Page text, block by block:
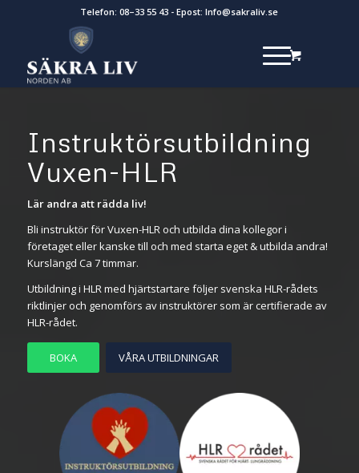
Telefon:08–33 55 43 - Epost:Info@sakraliv.se
Instruktörsutbildning
Vuxen-HLR
Lär andra att rädda liv!
Bli instruktör för Vuxen-HLR och utbilda dina kollegor i
företaget eller kanske till och med starta eget & utbilda andra!
Kurslängd Ca 7 timmar.
Utbildning i HLR med hjärtstartare följer svenska HLR-rådets
riktlinjer och genomförs av instruktörer som är certifierade av
HLR-rådet.
BOKA VÅRA UTBILDNINGAR